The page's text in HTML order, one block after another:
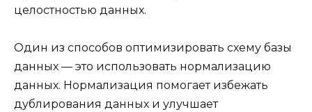
целостностью данных.
Один из способов оптимизировать схему базы
данных — это использовать нормализацию
данных. Нормализация помогает избежать
дублирования данных и улучшает